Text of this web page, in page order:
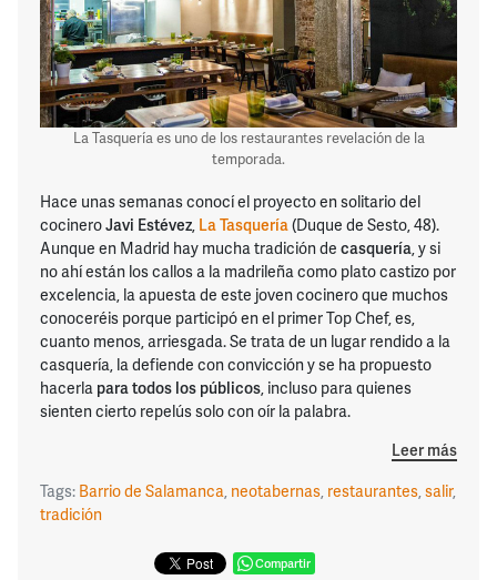
La Tasquería es uno de los restaurantes revelación de la
temporada.
Hace unas semanas conocí el proyecto en solitario del
cocineroJavi Estévez, La Tasquería(Duque de Sesto, 48).
Aunque en Madrid hay mucha tradición de casquería, y si
no ahí están los callos a la madrileña como plato castizo por
excelencia, la apuesta de este joven cocinero que muchos
conoceréis porque participó en el primer Top Chef, es,
cuanto menos, arriesgada. Se trata de un lugar rendido a la
casquería, la defiende con convicción y se ha propuesto
hacerla para todos los públicos, incluso para quienes
sienten cierto repelús solo con oír la palabra.
Leer más
Tags: Barrio de Salamanca, neotabernas, restaurantes,salir,
tradición
Compartir